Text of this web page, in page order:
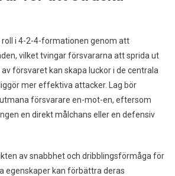
i 4-2-4-formationen genom att
vilket tvingar försvararna att sprida ut
försvaret kan skapa luckor i de centrala
mer effektiva attacker. Lag bör
försvarare en-mot-en, eftersom
en direkt målchans eller en defensiv
av snabbhet och dribblingsförmåga för
egenskaper kan förbättra deras